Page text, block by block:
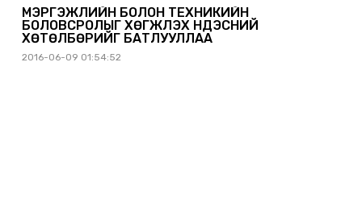
МЭРГЭЖЛИЙН БОЛОН ТЕХНИКИЙН
БОЛОВСРОЛЫГ ХӨГЖҮҮЛЭХ ҮНДЭСНИЙ
ХӨТӨЛБӨРИЙГ БАТЛУУЛЛАА
2016-06-09 01:54:52